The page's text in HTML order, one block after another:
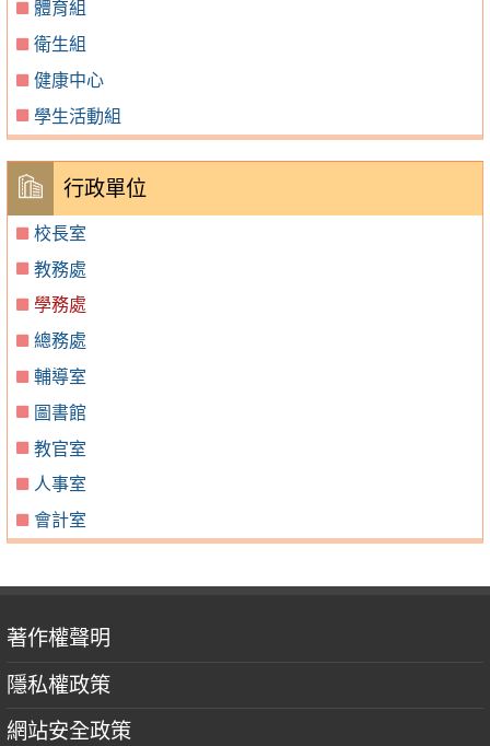
體育組
衛生組
健康中心
學生活動組
行政單位
校長室
教務處
學務處
總務處
輔導室
圖書館
教官室
人事室
會計室
著作權聲明
隱私權政策
網站安全政策